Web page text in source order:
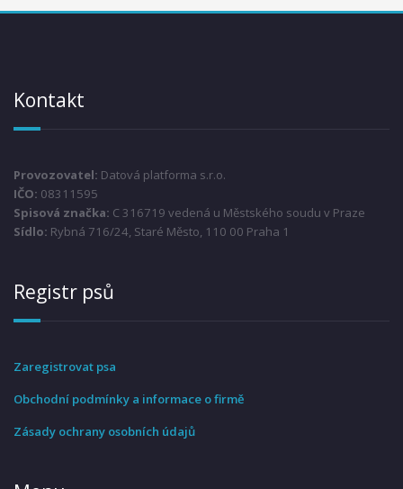
Kontakt
Provozovatel: Datová platforma s.r.o.
IČO: 08311595
Spisová značka: C 316719 vedená u Městského soudu v Praze
Sídlo: Rybná 716/24, Staré Město, 110 00 Praha 1
Registr psů
Zaregistrovat psa
Obchodní podmínky a informace o firmě
Zásady ochrany osobních údajů